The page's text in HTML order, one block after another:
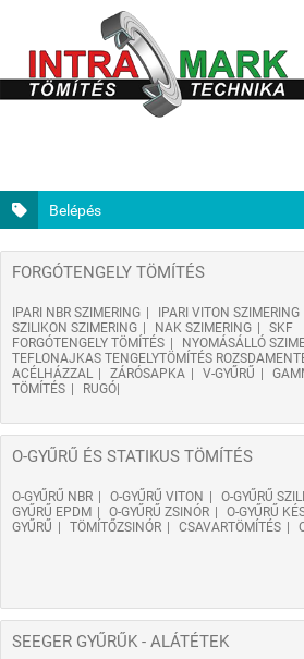
Belépés
FORGÓTENGELY TÖMÍTÉS
IPARI NBR SZIMERING IPARI VITON SZIMERING
SZILIKON SZIMERING
NAK SZIMERING
SKF
FORGÓTENGELY TÖMÍTÉS
NYOMÁSÁLLÓ
TEFLONAJKAS TENGELYTÖMÍTÉS
ACÉLHÁZZAL
ZÁRÓSAPKA V-GYŰRŰ
TÖMÍTÉS
RUGÓ
O-GYŰRŰ ÉS STATIKUS TÖMÍTÉS
O-GYŰRŰ NBR O-GYŰRŰ VITON O-GYŰRŰ
GYŰRŰ EPDM
O-GYŰRŰ ZSINÓR O-GYŰRŰ
GYŰRŰ
TÖMÍTŐZSINÓR CSAVARTÖMÍTÉS
SEEGER GYŰRŰK - ALÁTÉTEK